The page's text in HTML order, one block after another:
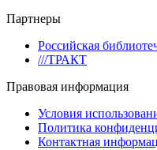
Партнеры
Российская
///ТРАКТ
Правовая информация
Условия
Политика
Контактная